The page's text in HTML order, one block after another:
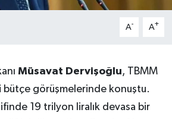
A- A+
Müsavat Dervişoğlu, TBMM
bütçe görüşmelerinde konuştu.
19 trilyon liralık devasa bir